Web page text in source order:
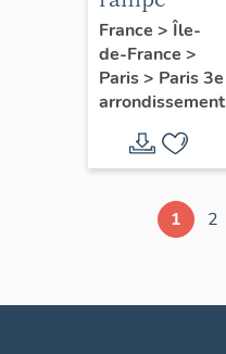
d'appui,
escalier de
la maison à
cochère
(non étudié)
France > Île-
de-France >
Paris> Paris 3e
arrondissement
1 2